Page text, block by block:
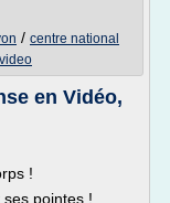
/ centre national
en Vidéo,
!
pointes !